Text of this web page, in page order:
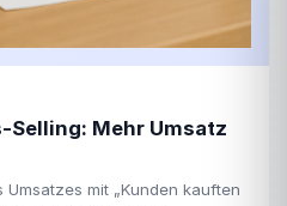
Selling: Mehr Umsatz
mit „Kunden kauften